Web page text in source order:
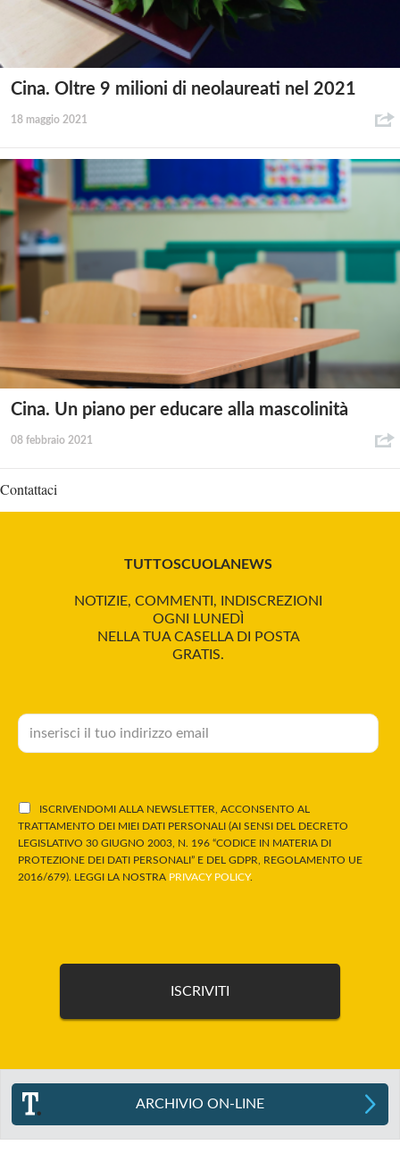
Cina. Oltre 9 milioni di neolaureati nel 2021
18 maggio 2021
Cina. Un piano per educare alla mascolinità
08 febbraio 2021
Contattaci
TUTTOSCUOLANEWS
NOTIZIE, COMMENTI, INDISCREZIONI
OGNI LUNEDÌ
NELLA TUA CASELLA DI POSTA
GRATIS.
ISCRIVENDOMI ALLA NEWSLETTER, ACCONSENTO AL
TRATTAMENTO DEI MIEI DATI PERSONALI (AI SENSI DEL DECRETO
LEGISLATIVO 30 GIUGNO 2003, N. 196 “CODICE IN MATERIA DI
PROTEZIONE DEI DATI PERSONALI” E DEL GDPR, REGOLAMENTO UE
2016/679). LEGGI LA NOSTRA PRIVACY POLICY.
ARCHIVIO ON-LINE